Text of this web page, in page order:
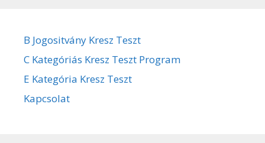
B Jogositvány Kresz Teszt
C Kategóriás Kresz Teszt Program
E Kategória Kresz Teszt
Kapcsolat